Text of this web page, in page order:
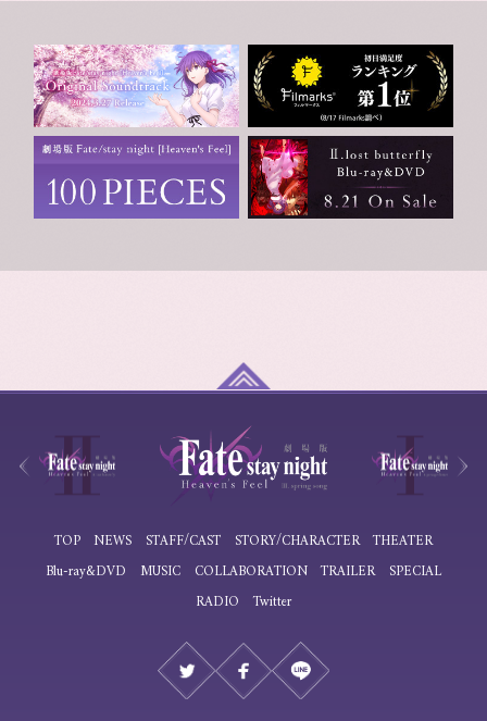
TOP NEWS STAFF/CAST STORY/CHARACTER THEATER
Blu-ray&DVD
MUSIC COLLABORATION TRAILER
SPECIAL
RADIO
Twitter